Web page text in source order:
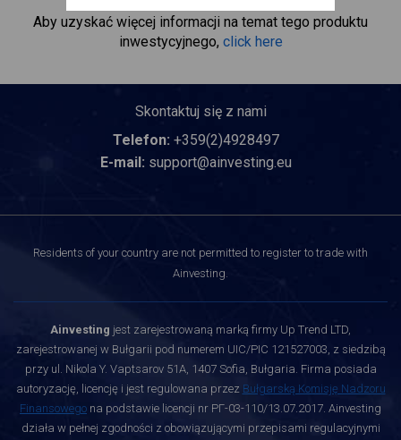
Aby uzyskać więcej informacji na temat tego produktu
inwestycyjnego, click here
Skontaktuj się z nami
Telefon: +359(2)4928497
E-mail: support@ainvesting.eu
Residents of your country are not permitted to register to trade with
Ainvesting.
Ainvesting jest zarejestrowaną marką firmy Up Trend LTD,
zarejestrowanej w Bułgarii pod numerem UIC/PIC 121527003, z siedzibą
przy ul. Nikola Y. Vaptsarov 51A, 1407 Sofia, Bułgaria. Firma posiada
autoryzację, licencję i jest regulowana przez Bułgarską Komisję Nadzoru
Finansowego na podstawie licencji nr РГ-03-110/13.07.2017. Ainvesting
działa w pełnej zgodności z obowiązującymi przepisami regulacyjnymi